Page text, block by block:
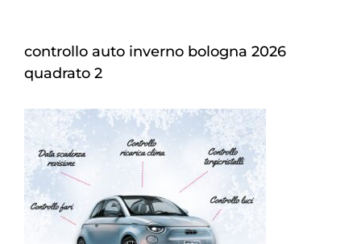
controllo auto inverno bologna 2026
quadrato 2